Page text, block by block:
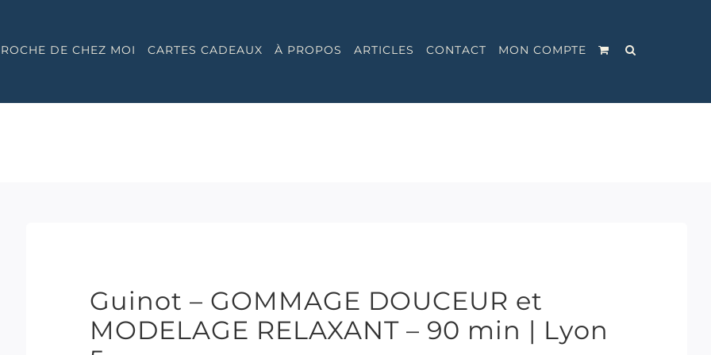
DE CHEZ MOI CARTES CADEAUX À PROPOS ARTICLES CONTACT MON COMPTE
Guinot – GOMMAGE DOUCEUR et
MODELAGE RELAXANT – 90 min | Lyon